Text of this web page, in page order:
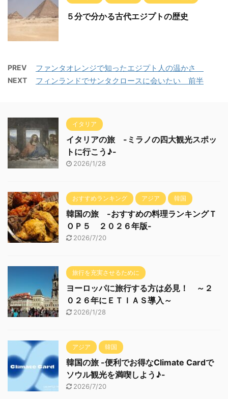
５分で分かる古代エジプトの歴史
PREV ファンタオレンジで知ったエジプト人の温かさ
NEXT フィンランドでサンタクロースに会いたい 前半
イタリア
イタリアの旅 -ミラノの四大観光スポッ
トに行こう♪-
2026/1/28
おすすめランキング アジア 韓国
韓国の旅 -おすすめの料理ランキングＴ
ＯＰ５ ２０２６年版-
2026/7/20
旅行を充実させるために
ヨーロッパに旅行する方は必見！ ～２
０２６年にＥＴＩＡＳ導入～
2026/1/28
アジア 韓国
韓国の旅 -便利でお得なClimate Cardで
ソウル観光を満喫しよう♪-
2026/7/20